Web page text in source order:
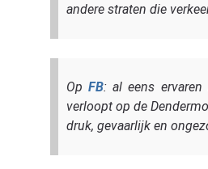
andere straten die
Op FB: al eens
verloopt op de
druk, gevaarlijk en